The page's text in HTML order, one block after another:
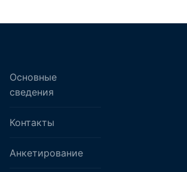
Основные
сведения
Контакты
Анкетирование